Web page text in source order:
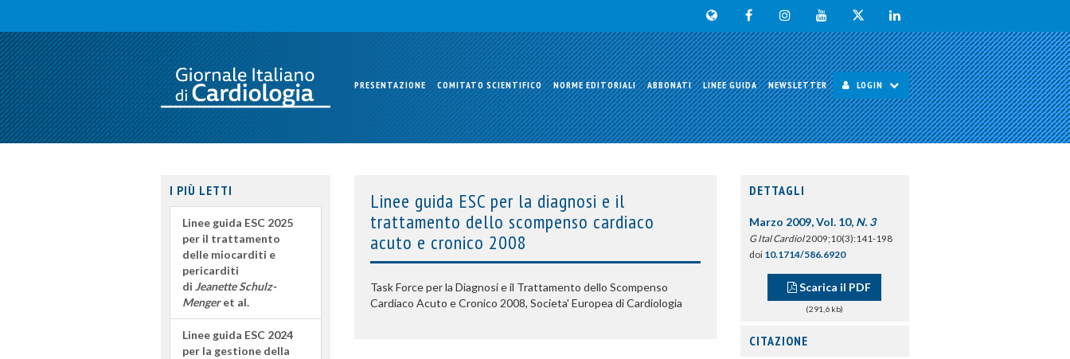
PRESENTAZIONE COMITATO SCIENTIFICO NORME EDITORIALI ABBONATI LINEE GUIDA NEWSLETTER LOGIN
Linee guida ESC per la diagnosi e il
trattamento dello scompenso cardiaco
acuto e cronico 2008
Task Force per la Diagnosi e il Trattamento dello Scompenso
Cardiaco Acuto e Cronico 2008, Societa' Europea di Cardiologia
I PIÙ LETTI
Linee guida ESC 2025
per il trattamento
delle miocarditi e
pericarditi
di Jeanette Schulz-
Mengeret al.
Linee guida ESC 2024
per la gestione della
DETTAGLI
Marzo 2009, Vol. 10, N. 3
G Ital Cardiol2009;10(3):141-198
doi 10.1714/586.6920
Scarica il PDF
(291,6 kb)
CITAZIONE